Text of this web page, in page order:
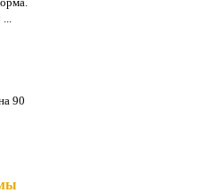
...
90